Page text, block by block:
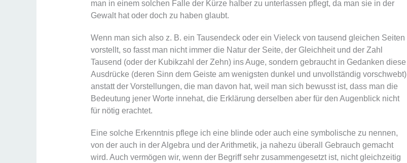
man in einem solchen Falle der Kürze halber zu unterlassen pflegt, da man sie in der
Gewalt hat oder doch zu haben glaubt.
Wenn man sich also z. B. ein Tausendeck oder ein Vieleck von tausend gleichen Seiten
vorstellt, so fasst man nicht immer die Natur der Seite, der Gleichheit und der Zahl
Tausend (oder der Kubikzahl der Zehn) ins Auge, sondern gebraucht in Gedanken diese
Ausdrücke (deren Sinn dem Geiste am wenigsten dunkel und unvollständig vorschwebt)
anstatt der Vorstellungen, die man davon hat, weil man sich bewusst ist, dass man die
Bedeutung jener Worte innehat, die Erklärung derselben aber für den Augenblick nicht
für nötig erachtet.
Eine solche Erkenntnis pflege ich eine blinde oder auch eine symbolische zu nennen,
von der auch in der Algebra und der Arithmetik, ja nahezu überall Gebrauch gemacht
wird. Auch vermögen wir, wenn der Begriff sehr zusammengesetzt ist, nicht gleichzeitig